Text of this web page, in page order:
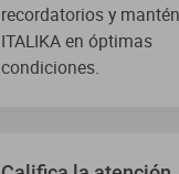
recordatorios y
ITALIKA en óptimas
condiciones.